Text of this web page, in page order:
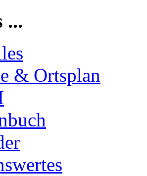
...
& Ortsplan